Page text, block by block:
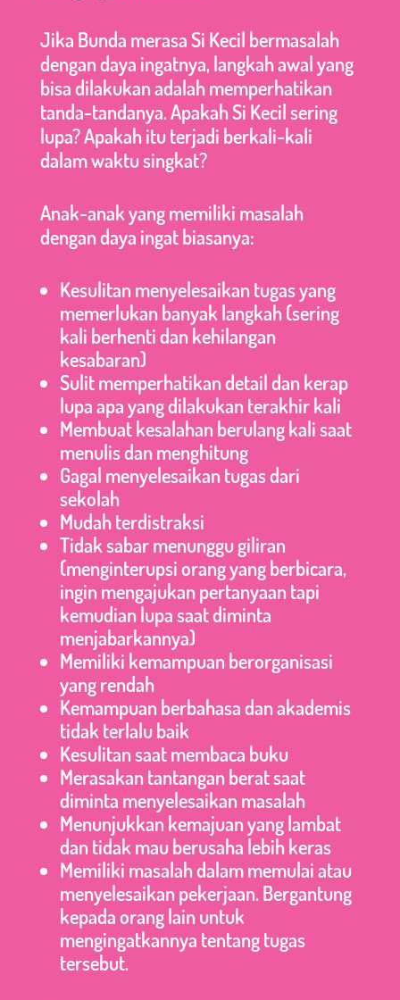
Jika Bunda merasa Si Kecil bermasalah
dengan daya ingatnya, langkah awal yang
bisa dilakukan adalah memperhatikan
tanda-tandanya. Apakah Si Kecil sering
lupa? Apakah itu terjadi berkali-kali
dalam waktu singkat?
Anak-anak yang memiliki masalah
dengan daya ingat biasanya:
Kesulitan menyelesaikan tugas yang
memerlukan banyak langkah (sering
kali berhenti dan kehilangan
kesabaran)
Sulit memperhatikan detail dan kerap
lupa apa yang dilakukan terakhir kali
Membuat kesalahan berulang kali saat
menulis dan menghitung
Gagal menyelesaikan tugas dari
sekolah
Mudah terdistraksi
Tidak sabar menunggu giliran
(menginterupsi orang yang berbicara,
ingin mengajukan pertanyaan tapi
kemudian lupa saat diminta
menjabarkannya)
Memiliki kemampuan berorganisasi
yang rendah
Kemampuan berbahasa dan akademis
tidak terlalu baik
Kesulitan saat membaca buku
Merasakan tantangan berat saat
diminta menyelesaikan masalah
Menunjukkan kemajuan yang lambat
dan tidak mau berusaha lebih keras
Memiliki masalah dalam memulai atau
menyelesaikan pekerjaan. Bergantung
kepada orang lain untuk
mengingatkannya tentang tugas
tersebut.